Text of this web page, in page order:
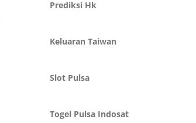
Prediksi Hk
Keluaran Taiwan
Slot Pulsa
Togel Pulsa Indosat